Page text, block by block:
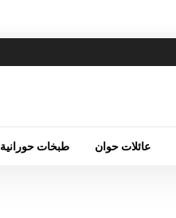
عائلات حوان طبخات حورانية